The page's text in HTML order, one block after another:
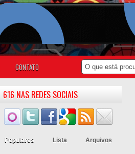
CONTATO
616 NAS REDES SOCIAIS
Populares Lista Arquivos